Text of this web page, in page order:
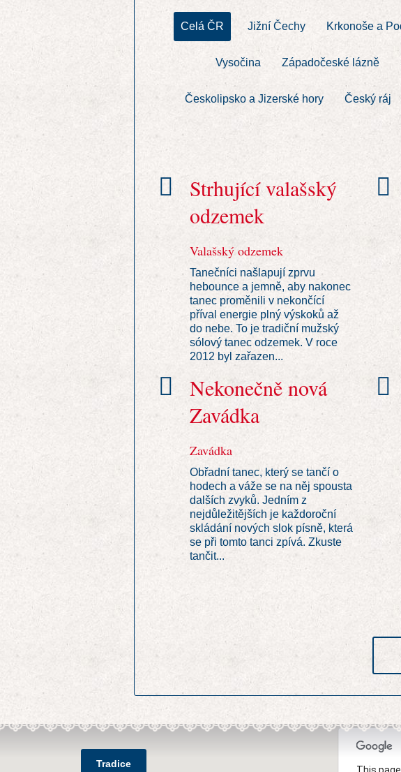
Celá ČR Jižní Čechy Krkonoše a
Vysočina Západočeské lázně
Českolipsko a Jizerské hory Český ráj
Strhující valašský
odzemek
Valašský odzemek
Tanečníci našlapují zprvu
hebounce a jemně, aby nakonec
tanec proměnili v nekončící
příval energie plný výskoků až
do nebe. To je tradiční mužský
sólový tanec odzemek. V roce
2012 byl zařazen...
Nekonečně nová
Zavádka
Zavádka
Obřadní tanec, který se tančí o
hodech a váže se na něj spousta
dalších zvyků. Jedním z
nejdůležitějších je každoroční
skládání nových slok písně, která
se při tomto tanci zpívá. Zkuste
tančit...
Tradice